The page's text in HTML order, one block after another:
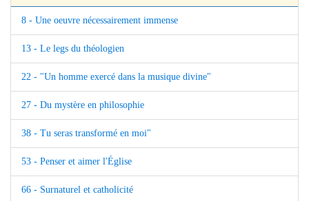
8 - Une oeuvre nécessairement immense
13 - Le legs du théologien
22 - "Un homme exercé dans la musique divine"
27 - Du mystère en philosophie
38 - Tu seras transformé en moi"
53 - Penser et aimer l'Église
66 - Surnaturel et catholicité